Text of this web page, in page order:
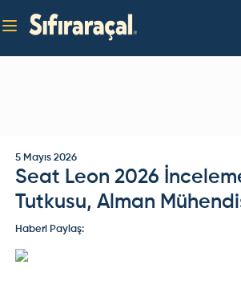
5 Mayıs 2026
Seat Leon 2026
Tutkusu, Alman
Haberi Paylaş: